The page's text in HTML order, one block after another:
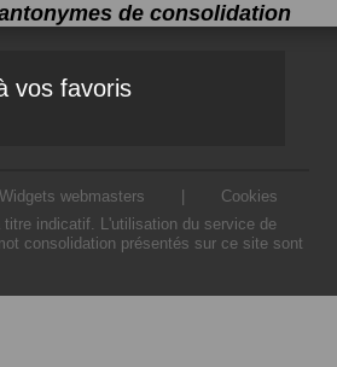
de consolidation
vos favoris
Widgets webmasters
Cookies
indicatif. L'utilisation du service de
consolidation présentés sur ce site sont